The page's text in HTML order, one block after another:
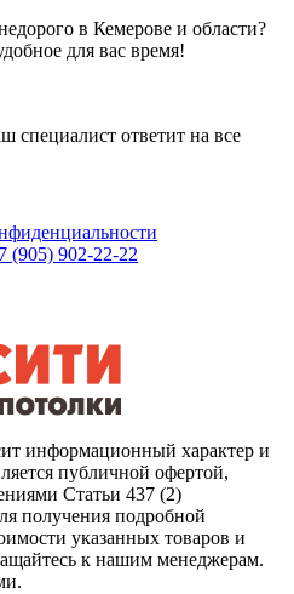
в Кемерове и области?
для вас время!
специалист ответит на все
(905) 902-22-22
информационный характер и
публичной офертой,
Статьи 437 (2)
получения подробной
указанных товаров и
к нашим менеджерам.